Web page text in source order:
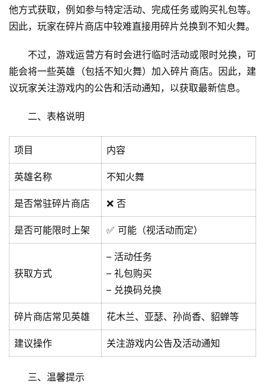
他方式获取，例如参与特定活动、完成任务或购买礼包等。
因此，玩家在碎片商店中较难直接用碎片兑换到不知火舞。
不过，游戏运营方有时会进行临时活动或限时兑换，可
能会将一些英雄（包括不知火舞）加入碎片商店。因此，建
议玩家关注游戏内的公告和活动通知，以获取最新信息。
二、表格说明
项目 内容
英雄名称 不知火舞
是否常驻碎片商店 ❌ 否
是否可能限时上架 ✅ 可能（视活动而定）
获取方式
– 活动任务
– 礼包购买
– 兑换码兑换
碎片商店常见英雄 花木兰、亚瑟、孙尚香、貂蝉等
建议操作 关注游戏内公告及活动通知
三、温馨提示